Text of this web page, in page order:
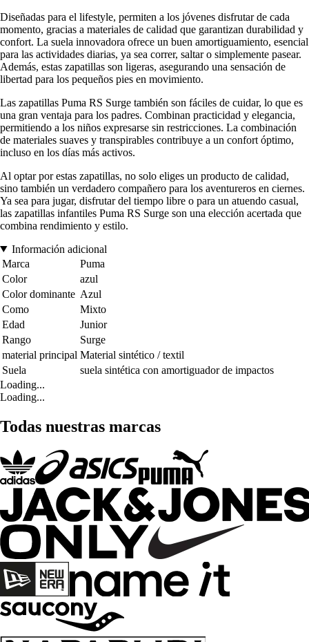
Diseñadas para el lifestyle, permiten a los jóvenes disfrutar de cada
momento, gracias a materiales de calidad que garantizan durabilidad y
confort. La suela innovadora ofrece un buen amortiguamiento, esencial
para las actividades diarias, ya sea correr, saltar o simplemente pasear.
Además, estas zapatillas son ligeras, asegurando una sensación de
libertad para los pequeños pies en movimiento.
Las zapatillas Puma RS Surge también son fáciles de cuidar, lo que es
una gran ventaja para los padres. Combinan practicidad y elegancia,
permitiendo a los niños expresarse sin restricciones. La combinación
de materiales suaves y transpirables contribuye a un confort óptimo,
incluso en los días más activos.
Al optar por estas zapatillas, no solo eliges un producto de calidad,
sino también un verdadero compañero para los aventureros en ciernes.
Ya sea para jugar, disfrutar del tiempo libre o para un atuendo casual,
las zapatillas infantiles Puma RS Surge son una elección acertada que
combina rendimiento y estilo.
Información adicional
Marca
Puma
Color
azul
Color dominante Azul
Como
Mixto
Edad
Junior
Rango
Surge
material principal Material sintético / textil
Suela
suela sintética con amortiguador de impactos
Loading...
Loading...
Todas nuestras marcas